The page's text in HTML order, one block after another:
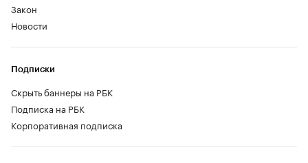
Закон
Новости
Подписки
Скрыть баннеры на РБК
Подписка на РБК
Корпоративная подписка